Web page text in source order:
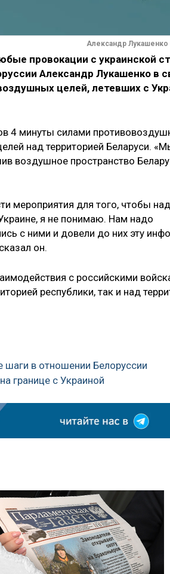
Александр Лукашенко
провокации с украинской
Александр Лукашенко в
целей, летевших с
4 минуты силами
над территорией Беларуси.
воздушное пространство
мероприятия для того, чтобы
я не понимаю. Нам надо
с ними и довели до них эту
он.
с российскими
республики, так и над
в отношении Белоруссии
границе с Украиной